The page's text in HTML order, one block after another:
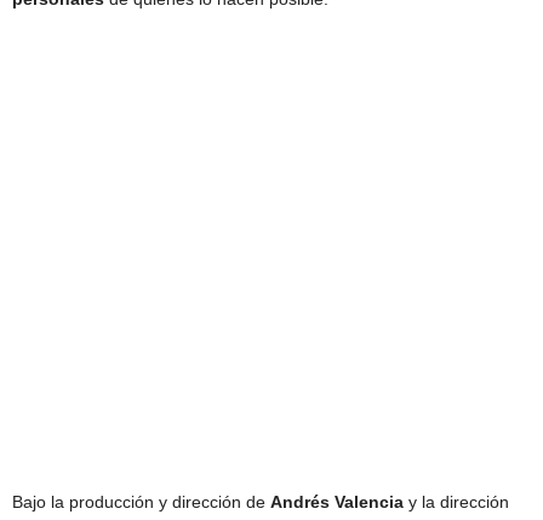
Bajo la producción y dirección de Andrés Valencia y la dirección